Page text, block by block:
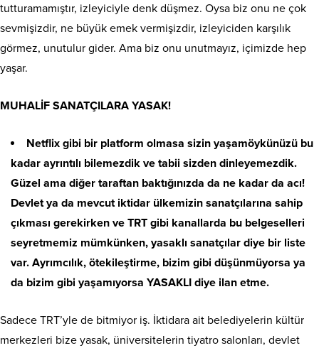
tutturamamıştır, izleyiciyle denk düşmez. Oysa biz onu ne çok
sevmişizdir, ne büyük emek vermişizdir, izleyiciden karşılık
görmez, unutulur gider. Ama biz onu unutmayız, içimizde hep
yaşar.
MUHALİF SANATÇILARA YASAK!
Netflix gibi bir platform olmasa sizin yaşamöykünüzü bu
kadar ayrıntılı bilemezdik ve tabii sizden dinleyemezdik.
Güzel ama diğer taraftan baktığınızda da ne kadar da acı!
Devlet ya da mevcut iktidar ülkemizin sanatçılarına sahip
çıkması gerekirken ve TRT gibi kanallarda bu belgeselleri
seyretmemiz mümkünken, yasaklı sanatçılar diye bir liste
var. Ayrımcılık, ötekileştirme, bizim gibi düşünmüyorsa ya
da bizim gibi yaşamıyorsa YASAKLI diye ilan etme.
Sadece TRT’yle de bitmiyor iş. İktidara ait belediyelerin kültür
merkezleri bize yasak, üniversitelerin tiyatro salonları, devlet